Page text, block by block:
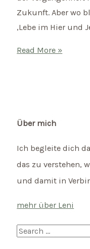
Zukunft. Aber wo
‚Lebe im Hier und
Mantra
nichts
als
diesen
Moment.
Read More »
Über mich
Ich begleite dich
das zu verstehen,
und damit in
mehr über Leni
S